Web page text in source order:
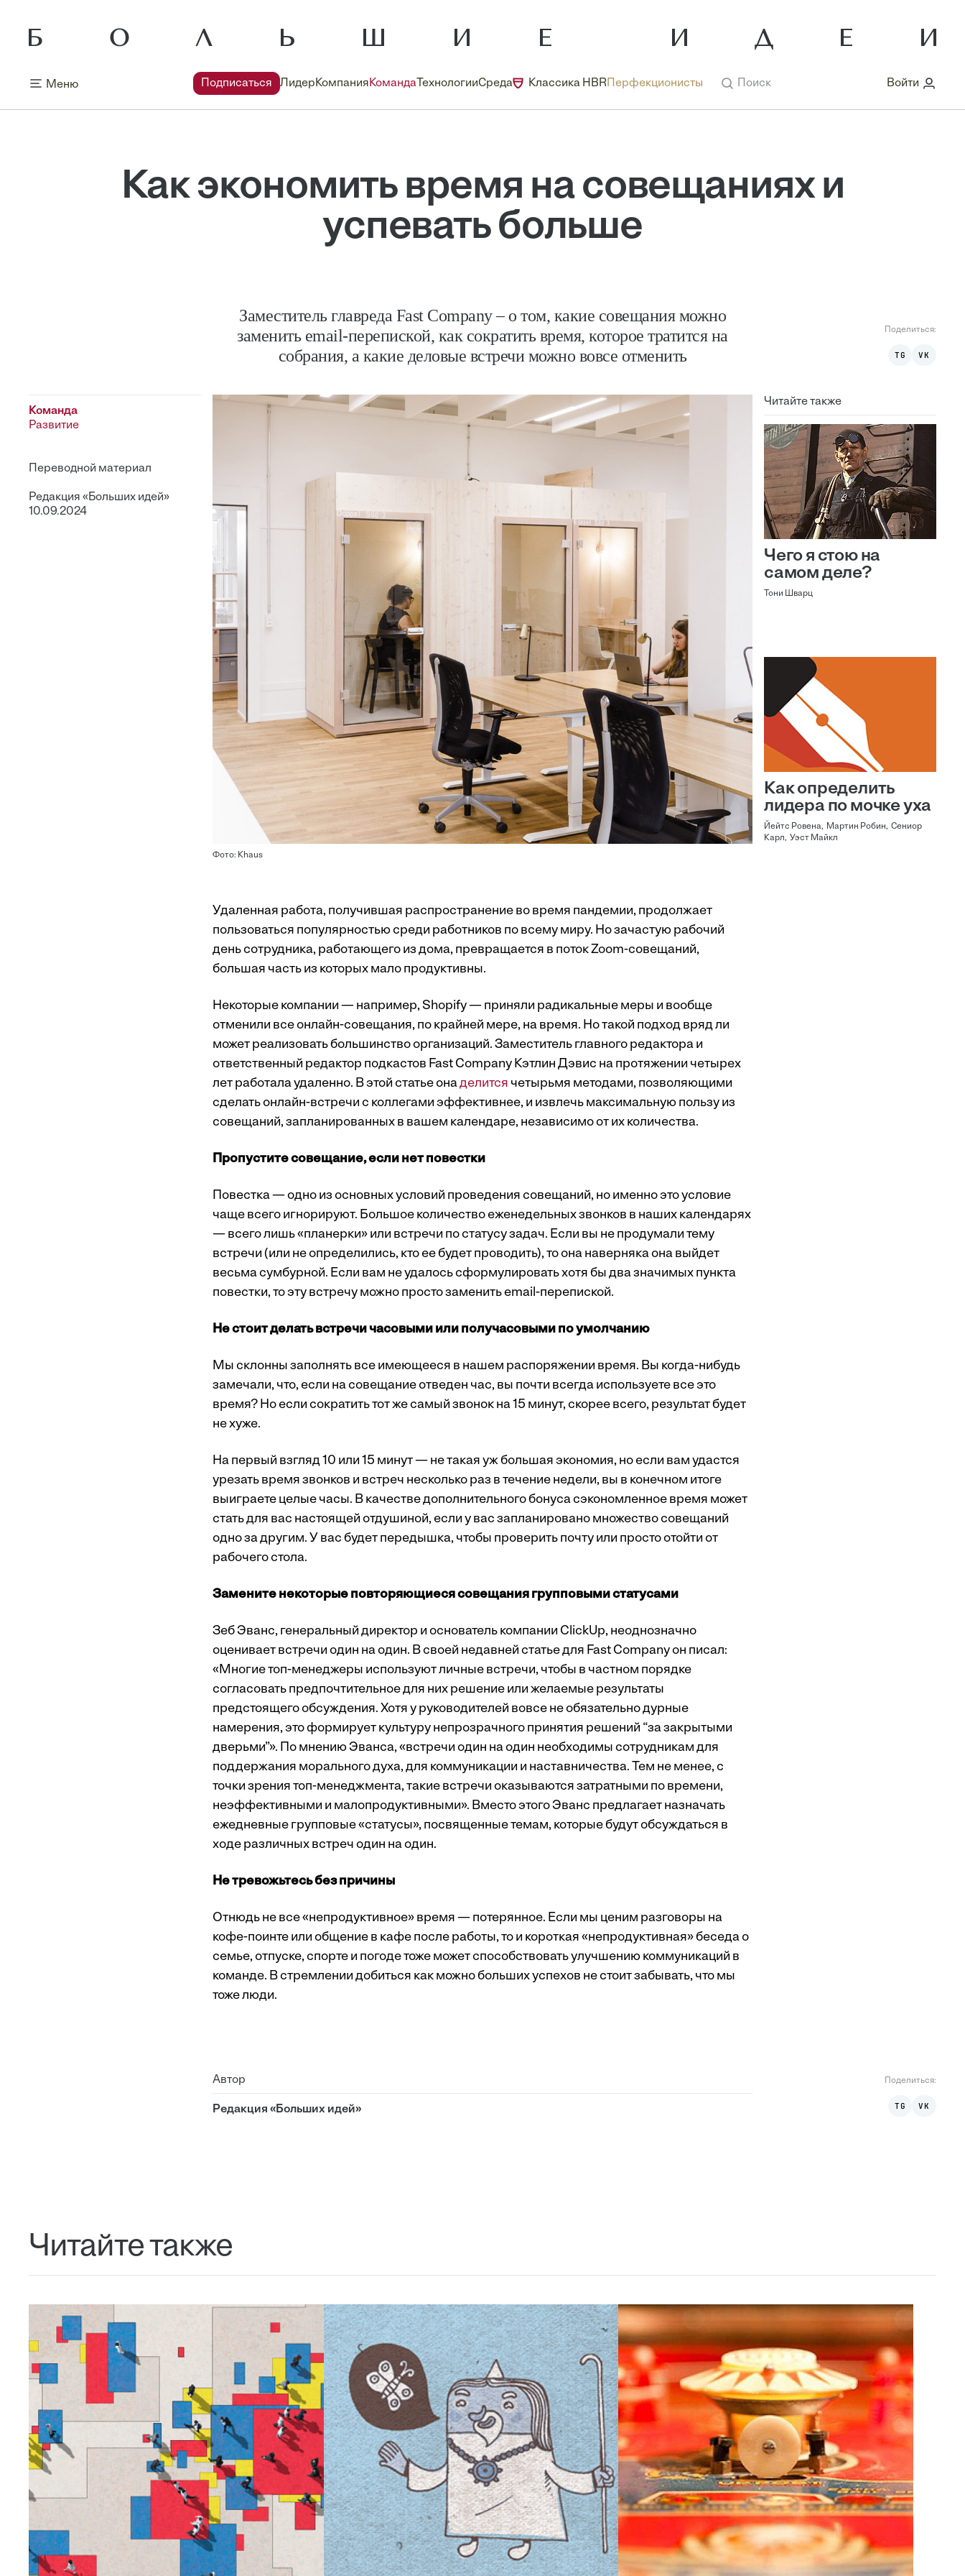
Меню Подписаться ЛидерКомпанияКоманда ТехнологииСреда Классика HBR Перфекционисты Поиск Войти
Как экономить время на совещаниях и
успевать больше
Заместитель главреда Fast Company – о том, какие совещания можно
заменить email-перепиской, как сократить время, которое тратится на
cобрания, а какие деловые встречи можно вовсе отменить
Поделиться:
TG VK
Команда
Развитие
Переводной материал
Редакция «Больших идей»
10.09.2024
Фото: Khaus
Читайте также
Чего я стою на
самом деле?
Тони Шварц
Как определить
лидера по мочке уха
Йейтс Ровена, Мартин Робин, Сениор
Карл, Уэст Майкл
Удаленная работа, получившая распространение во время пандемии, продолжает
пользоваться популярностью среди работников по всему миру. Но зачастую рабочий
день сотрудника, работающего из дома, превращается в поток Zoom-совещаний,
большая часть из которых мало продуктивны.
Некоторые компании — например, Shopify — приняли радикальные меры и вообще
отменили все онлайн-совещания, по крайней мере, на время. Но такой подход вряд ли
может реализовать большинство организаций. Заместитель главного редактора и
ответственный редактор подкастов Fast Company Кэтлин Дэвис на протяжении четырех
лет работала удаленно. В этой статье онаделится четырьмя методами, позволяющими
сделать онлайн-встречи с коллегами эффективнее, и извлечь максимальную пользу из
совещаний, запланированных в вашем календаре, независимо от их количества.
Пропустите совещание, если нет повестки
Повестка — одно из основных условий проведения совещаний, но именно это условие
чаще всего игнорируют. Большое количество еженедельных звонков в наших календарях
— всего лишь «планерки» или встречи по статусу задач. Если вы не продумали тему
встречи (или не определились, кто ее будет проводить), то она наверняка она выйдет
весьма сумбурной. Если вам не удалось сформулировать хотя бы два значимых пункта
повестки, то эту встречу можно просто заменить email-перепиской.
Не стоит делать встречи часовыми или получасовыми по умолчанию
Мы склонны заполнять все имеющееся в нашем распоряжении время. Вы когда-нибудь
замечали, что, если на совещание отведен час, вы почти всегда используете все это
время? Но если сократить тот же самый звонок на 15 минут, скорее всего, результат будет
не хуже.
На первый взгляд 10 или 15 минут — не такая уж большая экономия, но если вам удастся
урезать время звонков и встреч несколько раз в течение недели, вы в конечном итоге
выиграете целые часы. В качестве дополнительного бонуса сэкономленное время может
стать для вас настоящей отдушиной, если у вас запланировано множество совещаний
одно за другим. У вас будет передышка, чтобы проверить почту или просто отойти от
рабочего стола.
Замените некоторые повторяющиеся совещания групповыми статусами
Зеб Эванс, генеральный директор и основатель компании ClickUp, неоднозначно
оценивает встречи один на один. В своей недавней статье для Fast Company он писал:
«Многие топ-менеджеры используют личные встречи, чтобы в частном порядке
согласовать предпочтительное для них решение или желаемые результаты
предстоящего обсуждения. Хотя у руководителей вовсе не обязательно дурные
намерения, это формирует культуру непрозрачного принятия решений “за закрытыми
дверьми”». По мнению Эванса, «встречи один на один необходимы сотрудникам для
поддержания морального духа, для коммуникации и наставничества. Тем не менее, с
точки зрения топ-менеджмента, такие встречи оказываются затратными по времени,
неэффективными и малопродуктивными». Вместо этого Эванс предлагает назначать
ежедневные групповые «статусы», посвященные темам, которые будут обсуждаться в
ходе различных встреч один на один.
Не тревожьтесь без причины
Отнюдь не все «непродуктивное» время — потерянное. Если мы ценим разговоры на
кофе-поинте или общение в кафе после работы, то и короткая «непродуктивная» беседа о
семье, отпуске, спорте и погоде тоже может способствовать улучшению коммуникаций в
команде. В стремлении добиться как можно больших успехов не стоит забывать, что мы
тоже люди.
Автор
Редакция «Больших идей»
Поделиться:
TG VK
Читайте также